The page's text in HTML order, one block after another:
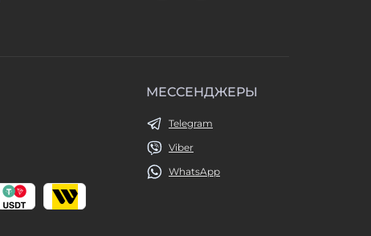
МЕССЕНДЖЕРЫ
Telegram
Viber
WhatsApp